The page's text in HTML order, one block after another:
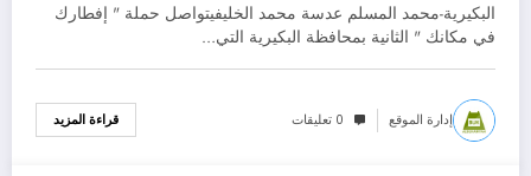
البكيرية-محمد المسلم عدسة محمد الخليفيتواصل حملة " إفطارك
في مكانك " الثانية بمحافظة البكيرية التي…
إدارة الموقع 0 تعليقات قراءة المزيد